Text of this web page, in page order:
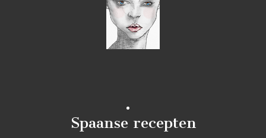
Spaanse recepten